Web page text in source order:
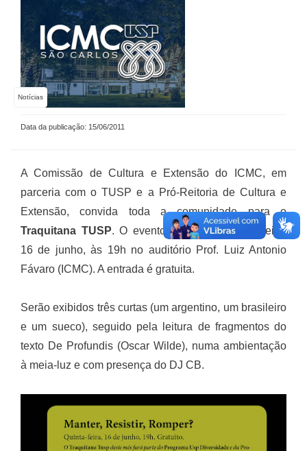
Notícias
Data da publicação: 15/06/2011
A Comissão de Cultura e Extensão do ICMC, em
parceria com o TUSP e a Pró-Reitoria de Cultura e
Extensão, convida toda a comunidade para o
Traquitana TUSP. O evento será nesta quinta-feira,
16 de junho, às 19h no auditório Prof. Luiz Antonio
Fávaro (ICMC). A entrada é gratuita.
Serão exibidos três curtas (um argentino, um brasileiro
e um sueco), seguido pela leitura de fragmentos do
texto De Profundis (Oscar Wilde), numa ambientação
à meia-luz e com presença do DJ CB.